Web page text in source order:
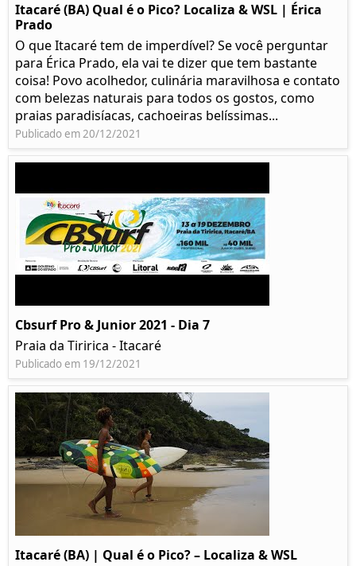
Itacaré (BA) Qual é o Pico? Localiza & WSL | Érica
Prado​
O que Itacaré tem de imperdível? Se você perguntar
para Érica Prado, ela vai te dizer que tem bastante
coisa!​ Povo acolhedor, culinária maravilhosa e contato
com belezas naturais para todos os gostos, como
praias paradisíacas, cachoeiras belíssimas...
Publicado em 20/12/2021
Cbsurf Pro & Junior 2021 - Dia 7
Praia da Tiririca - Itacaré
Publicado em 19/12/2021
Itacaré (BA) | Qual é o Pico? – Localiza & WSL​​